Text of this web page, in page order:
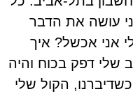
עושה את הדבר
אני אכשל? איך
דפק בכוח והיה
הקול שלי